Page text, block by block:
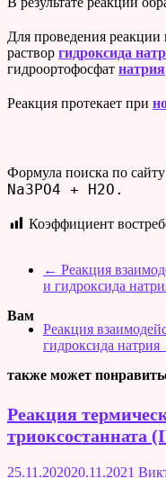
Для проведения
раствор гидроксида
гидроортофосфат натрия
Реакция протекает при
Формула поиска по
Na3PO4 + H2O.
Коэффициент
← Реакция
и гидроксида
Реакция
гидроксида натрия
Вам
также может
Реакция
триоксостанната
25.11.202020.11.2021